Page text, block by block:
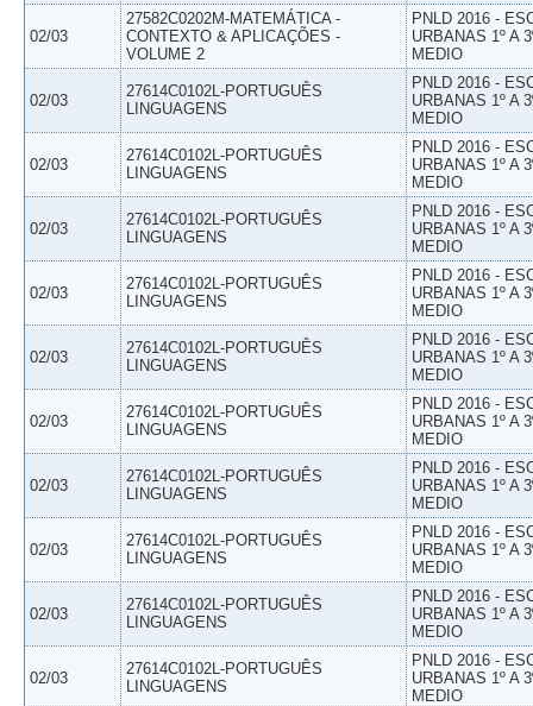
02/03
27582C0202M-MATEMÁTICA -
CONTEXTO & APLICAÇÕES -
VOLUME 2
PNLD 2016 -
URBANAS 1º A
MEDIO
02/03
27614C0102L-PORTUGUÊS
LINGUAGENS
PNLD 2016 -
URBANAS 1º A
MEDIO
02/03
27614C0102L-PORTUGUÊS
LINGUAGENS
PNLD 2016 -
URBANAS 1º A
MEDIO
02/03
27614C0102L-PORTUGUÊS
LINGUAGENS
PNLD 2016 -
URBANAS 1º A
MEDIO
02/03
27614C0102L-PORTUGUÊS
LINGUAGENS
PNLD 2016 -
URBANAS 1º A
MEDIO
02/03
27614C0102L-PORTUGUÊS
LINGUAGENS
PNLD 2016 -
URBANAS 1º A
MEDIO
02/03
27614C0102L-PORTUGUÊS
LINGUAGENS
PNLD 2016 -
URBANAS 1º A
MEDIO
02/03
27614C0102L-PORTUGUÊS
LINGUAGENS
PNLD 2016 -
URBANAS 1º A
MEDIO
02/03
27614C0102L-PORTUGUÊS
LINGUAGENS
PNLD 2016 -
URBANAS 1º A
MEDIO
02/03
27614C0102L-PORTUGUÊS
LINGUAGENS
PNLD 2016 -
URBANAS 1º A
MEDIO
02/03
27614C0102L-PORTUGUÊS
LINGUAGENS
PNLD 2016 -
URBANAS 1º A
MEDIO